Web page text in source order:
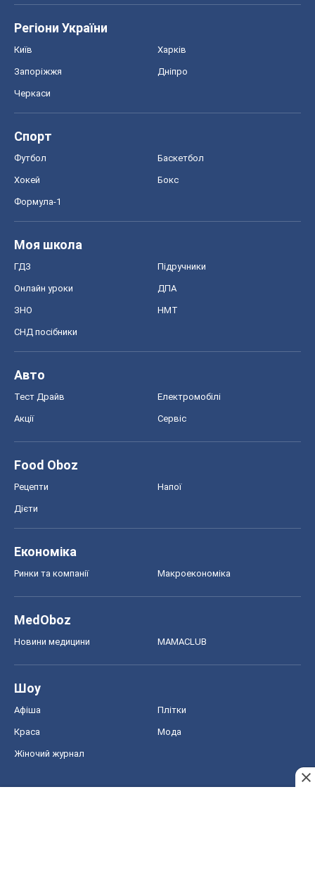
Регіони України
Київ Харків
Запоріжжя Дніпро
Черкаси
Спорт
Футбол Баскетбол
Хокей Бокс
Формула-1
Моя школа
ГДЗ Підручники
Онлайн уроки ДПА
ЗНО НМТ
СНД посібники
Авто
Тест Драйв Електромобілі
Акції Сервіс
Food Oboz
Рецепти Напої
Дієти
Економіка
Ринки та компанії Макроекономіка
MedOboz
Новини медицини MAMACLUB
Шоу
Афіша Плітки
Краса Мода
Жіночий журнал